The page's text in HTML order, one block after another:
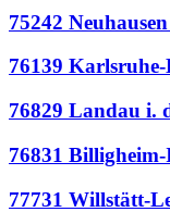
75242
76139
76829 Landau i.
76831
77731 Willstätt-